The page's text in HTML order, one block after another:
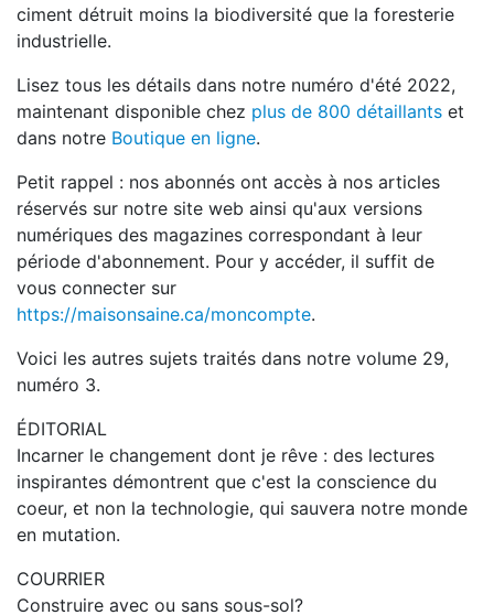
ciment détruit moins la biodiversité que la foresterie
industrielle.
Lisez tous les détails dans notre numéro d'été 2022,
maintenant disponible chez plus de 800 détaillants et
dans notre Boutique en ligne.
Petit rappel : nos abonnés ont accès à nos articles
réservés sur notre site web ainsi qu'aux versions
numériques des magazines correspondant à leur
période d'abonnement. Pour y accéder, il suffit de
vous connecter sur
https://maisonsaine.ca/moncompte.
Voici les autres sujets traités dans notre volume 29,
numéro 3.
ÉDITORIAL
Incarner le changement dont je rêve : des lectures
inspirantes démontrent que c'est la conscience du
coeur, et non la technologie, qui sauvera notre monde
en mutation.
COURRIER
Construire avec ou sans sous-sol?